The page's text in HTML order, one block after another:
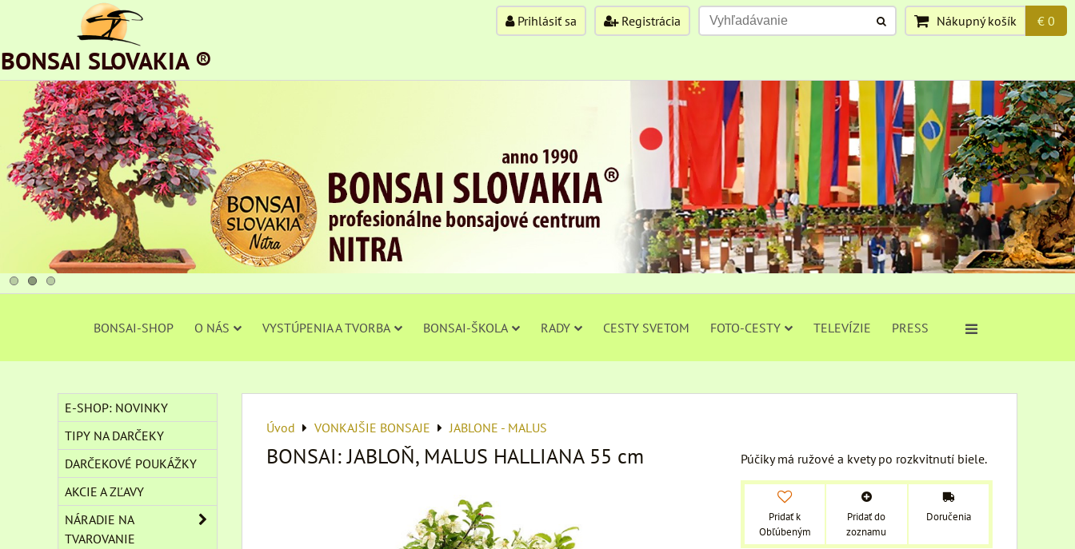
BONSAI SLOVAKIA ®
Prihlásiť sa Registrácia Nákupný košík € 0
BONSAI-SHOP O NÁS VYSTÚPENIA A TVORBA BONSAI-ŠKOLA RADY CESTY SVETOM FOTO-CESTY TELEVÍZIE PRESS
Úvod VONKAJŠIE BONSAJE JABLONE - MALUS
BONSAI: JABLOŇ, MALUS HALLIANA 55 cm Púčiky má ružové a kvety po rozkvitnutí biele.
Pridať k
Obľúbeným
Pridať do
zoznamu
Doručenia
E-SHOP: NOVINKY
TIPY NA DARČEKY
DARČEKOVÉ POUKÁŽKY
AKCIE A ZĽAVY
NÁRADIE NA
TVAROVANIE